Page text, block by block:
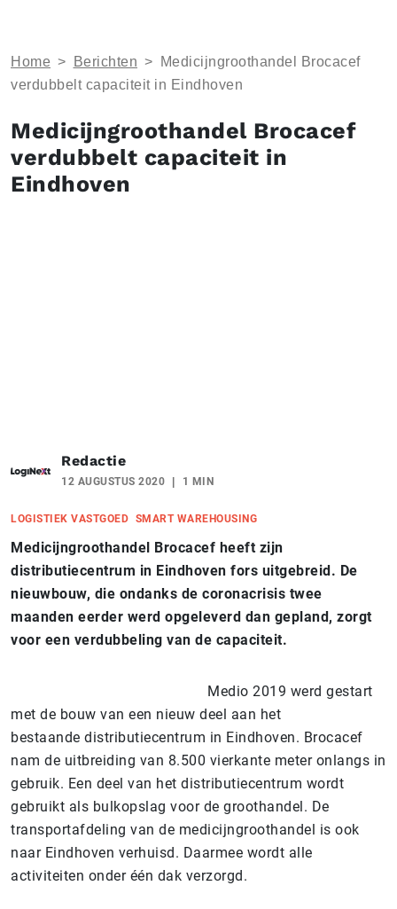
Home > Berichten >
Medicijngroothandel Brocacef
verdubbelt capaciteit in Eindhoven
Medicijngroothandel Brocacef
verdubbelt capaciteit in
Eindhoven
Redactie
12 AUGUSTUS 2020 1 MIN
LOGISTIEK VASTGOED SMART WAREHOUSING
Medicijngroothandel Brocacef heeft zijn
distributiecentrum in Eindhoven fors uitgebreid. De
nieuwbouw, die ondanks de coronacrisis twee
maanden eerder werd opgeleverd dan gepland, zorgt
voor een verdubbeling van de capaciteit.
Medio 2019 werd gestart
met de bouw van een nieuw deel aan het
bestaande distributiecentrum in Eindhoven. Brocacef
nam de uitbreiding van 8.500 vierkante meter onlangs in
gebruik. Een deel van het distributiecentrum wordt
gebruikt als bulkopslag voor de groothandel. De
transportafdeling van de medicijngroothandel is ook
naar Eindhoven verhuisd. Daarmee wordt alle
activiteiten onder één dak verzorgd.